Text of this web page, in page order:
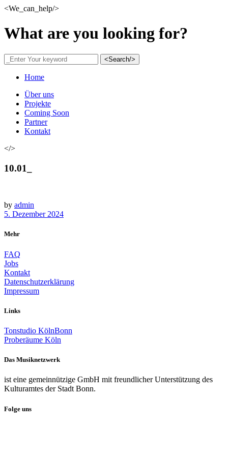
<We_can_help/>
What are you looking for?
<Search/>
Home
Über uns
Projekte
Coming Soon
Partner
Kontakt
</>
10.01_
by admin
5. Dezember 2024
Mehr
FAQ
Jobs
Kontakt
Datenschutzerklärung
Impressum
Links
Tonstudio KölnBonn
Proberäume Köln
Das Musiknetzwerk
ist eine gemeinnützige GmbH mit freundlicher Unterstützung des
Kulturamtes der Stadt Bonn.
Folge uns